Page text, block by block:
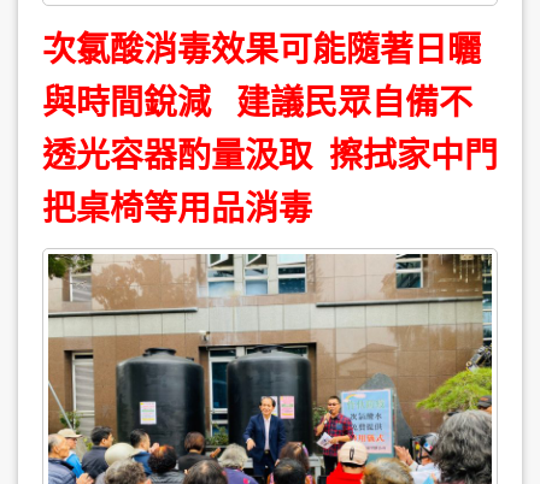
次氯酸消毒效果可能隨著日曬
與時間銳減 建議民眾自備不
透光容器酌量汲取 擦拭家中門
把桌椅等用品消毒